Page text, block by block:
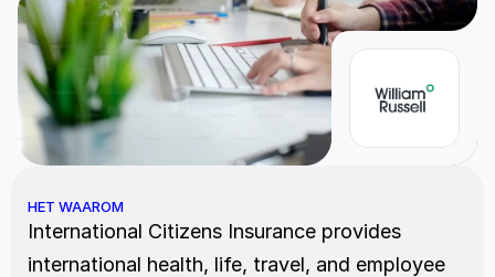
HET WAAROM
International Citizens Insurance provides
international health, life, travel, and employee